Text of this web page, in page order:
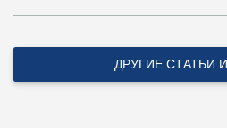
ДРУГИЕ СТАТЬИ